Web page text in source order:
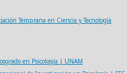
Temprana en Ciencia y Tecnología
en Psicología | UNAM